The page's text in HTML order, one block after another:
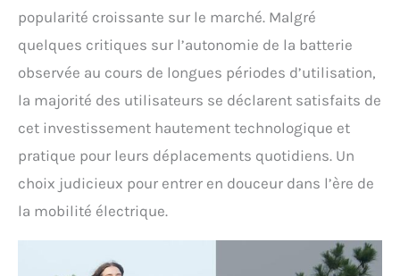
popularité croissante sur le marché. Malgré
quelques critiques sur l’autonomie de la batterie
observée au cours de longues périodes d’utilisation,
la majorité des utilisateurs se déclarent satisfaits de
cet investissement hautement technologique et
pratique pour leurs déplacements quotidiens. Un
choix judicieux pour entrer en douceur dans l’ère de
la mobilité électrique.